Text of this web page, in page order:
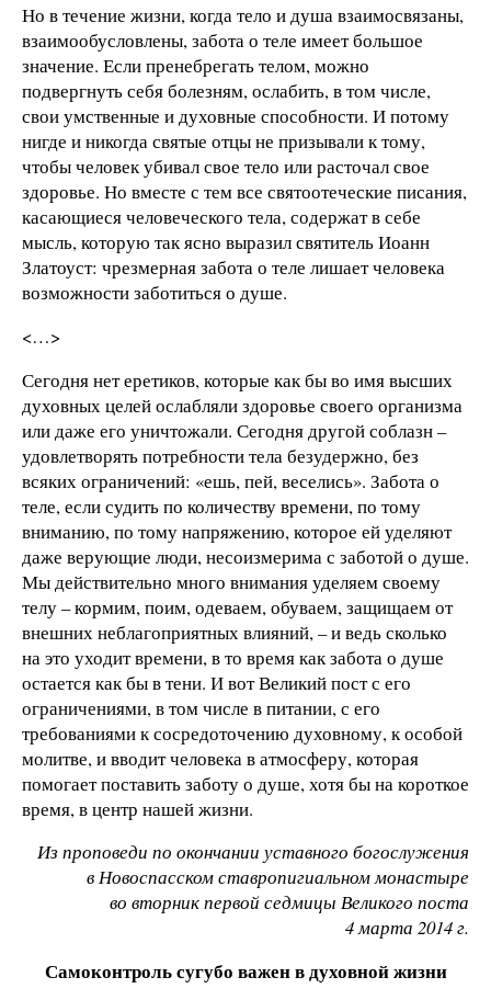
Но в течение жизни, когда тело и душа взаимосвязаны,
взаимообусловлены, забота о теле имеет большое
значение. Если пренебрегать телом, можно
подвергнуть себя болезням, ослабить, в том числе,
свои умственные и духовные способности. И потому
нигде и никогда святые отцы не призывали к тому,
чтобы человек убивал свое тело или расточал свое
здоровье. Но вместе с тем все святоотеческие писания,
касающиеся человеческого тела, содержат в себе
мысль, которую так ясно выразил святитель Иоанн
Златоуст: чрезмерная забота о теле лишает человека
возможности заботиться о душе.
<…>
Сегодня нет еретиков, которые как бы во имя высших
духовных целей ослабляли здоровье своего организма
или даже его уничтожали. Сегодня другой соблазн –
удовлетворять потребности тела безудержно, без
всяких ограничений: «ешь, пей, веселись». Забота о
теле, если судить по количеству времени, по тому
вниманию, по тому напряжению, которое ей уделяют
даже верующие люди, несоизмерима с заботой о душе.
Мы действительно много внимания уделяем своему
телу – кормим, поим, одеваем, обуваем, защищаем от
внешних неблагоприятных влияний, – и ведь сколько
на это уходит времени, в то время как забота о душе
остается как бы в тени. И вот Великий пост с его
ограничениями, в том числе в питании, с его
требованиями к сосредоточению духовному, к особой
молитве, и вводит человека в атмосферу, которая
помогает поставить заботу о душе, хотя бы на короткое
время, в центр нашей жизни.
Из проповеди по окончании уставного богослужения
в Новоспасском ставропигиальном монастыре
во вторник первой седмицы Великого поста
4 марта 2014 г.
Самоконтроль сугубо важен в духовной жизни